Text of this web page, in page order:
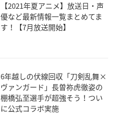
【2021年夏アニメ】放送日・声
優など最新情報一覧まとめてま
す！【7月放送開始】
6年越しの伏線回収「刀剣乱舞×
ヴァンガード」長曽祢虎徹姿の
棚橋弘至選手が超強そう！つい
に公式コラボ実施